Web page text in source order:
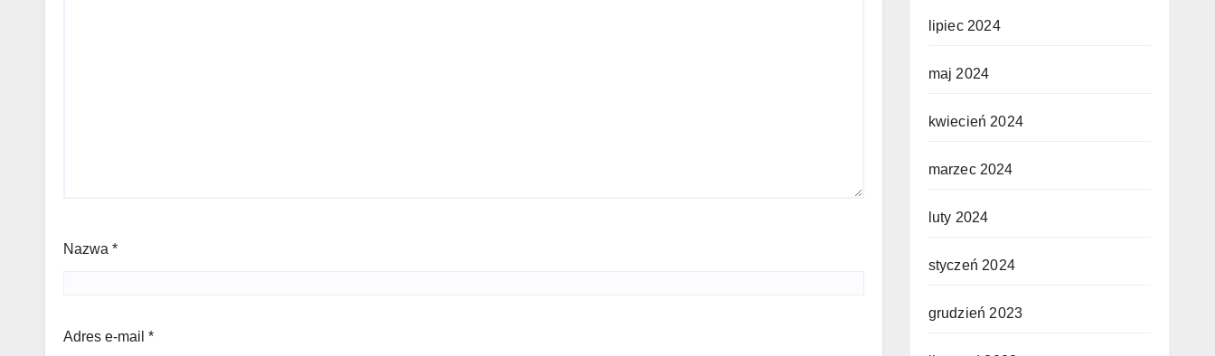
Nazwa *
Adres e-mail *
lipiec 2024
maj 2024
kwiecień 2024
marzec 2024
luty 2024
styczeń 2024
grudzień 2023